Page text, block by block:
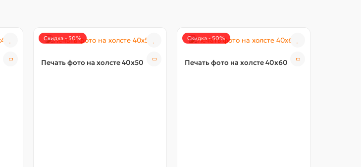
Скидка - 50%
Печать фото на холсте 40x50
Скидка - 50%
Печать фото на холсте 40x60